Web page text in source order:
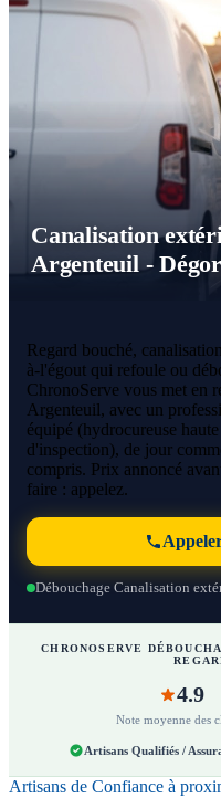
Canalisation
Argenteuil -
Regard bouché,
à-l'égout qui refoule ou
ChronoServe vous met en
Argenteuil, avec un
équipé (hydrocureuse
d'inspection), de jour
compris. Prix annoncé
faire : appelez.
Débouchage Canalisation
CHRONOSERVE
4.9
Note moyenne des
Artisans Qualifiés /
Artisans de Confiance à